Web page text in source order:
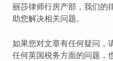
丽莎律师行房产部，我们的
助您解决相关问题。
如果您对文章有任何疑问，
任何英国税务方面的问题，